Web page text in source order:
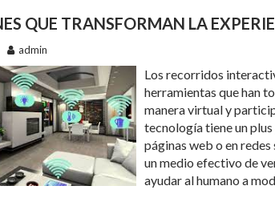
QUE TRANSFORMAN LA
admin
Los recorridos
herramientas que han
manera virtual y
tecnología tiene un
páginas web o en
un medio efectivo de
ayudar al humano a